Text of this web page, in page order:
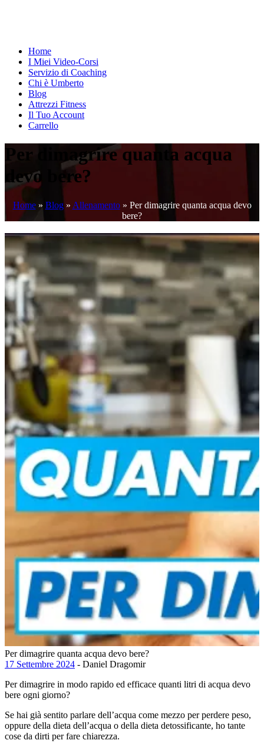
Home
I Miei Video-Corsi
Servizio di Coaching
Chi è Umberto
Blog
Attrezzi Fitness
Il Tuo Account
Carrello
Per dimagrire quanta acqua
devo bere?
Home» Blog» Allenamento» Per dimagrire quanta acqua devo
bere?
Per dimagrire quanta acqua devo bere?
17 Settembre 2024 - Daniel Dragomir
Per dimagrire in modo rapido ed efficace quanti litri di acqua devo
bere ogni giorno?
Se hai già sentito parlare dell’acqua come mezzo per perdere peso,
oppure della dieta dell’acqua o della dieta detossificante, ho tante
cose da dirti per fare chiarezza.